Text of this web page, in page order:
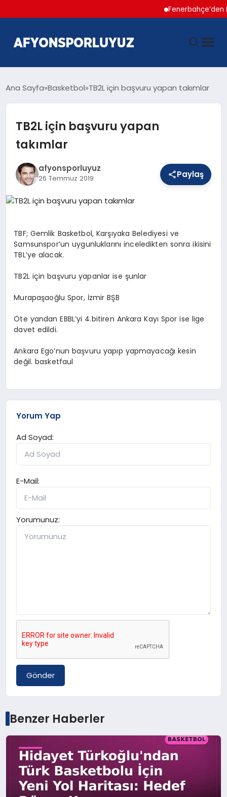
Fenerbahçe’den
AFYONSPOR
FUTBOL
BASKETBOL
Ana Sayfa Basketbol TB2L için başvuru yapan takımlar
TB2L için başvuru yapan
takımlar
afyonsporluyuz
26 Temmuz 2019 Paylaş
TBF; Gemlik Basketbol, Karşıyaka Belediyesi ve
Samsunspor’un uygunluklarını inceledikten sonra ikisini
TBL’ye alacak.
TB2L için başvuru yapanlar ise şunlar
Murapaşaoğlu Spor, İzmir BŞB
Öte yandan EBBL’yi 4.bitiren Ankara Kayı Spor ise lige
davet edildi.
Ankara Ego’nun başvuru yapıp yapmayacağı kesin
değil. basketfaul
Yorum Yap
Ad Soyad:
E-Mail:
Yorumunuz:
Gönder
Benzer Haberler